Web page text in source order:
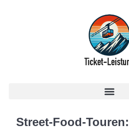
Street-Food-